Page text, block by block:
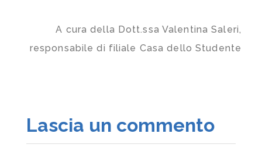
A cura della Dott.ssa Valentina Saleri,
responsabile di filiale Casa dello Studente
Lascia un commento